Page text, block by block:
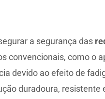
a segurança das
convencionais, como o
devido ao efeito de
duradoura, resistente